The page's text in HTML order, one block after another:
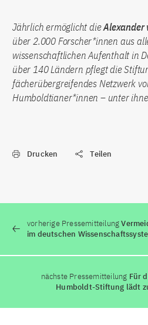
Jährlich ermöglicht dieAlexander
über 2.000 Forscher*innen aus
wissenschaftlichen Aufenthalt in
über 140 Ländern pflegt die
fächerübergreifendes Netzwerk
Humboldtianer*innen – unter
Drucken Teilen
vorherige Pressemitteilung
im deutschen
nächste Pressemitteilung Für
Humboldt-Stiftung lädt